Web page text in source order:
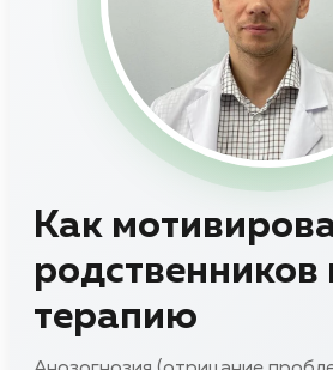
Как
родственников
терапию